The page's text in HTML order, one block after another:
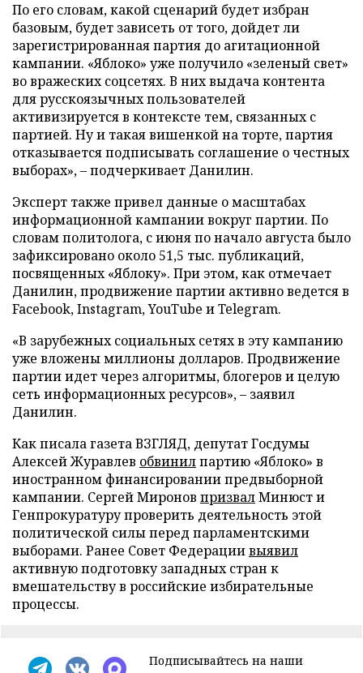
По его словам, какой сценарий будет избран
базовым, будет зависеть от того, дойдет ли
зарегистрированная партия до агитационной
кампании. «Яблоко» уже получило «зеленый свет»
во вражеских соцсетях. В них выдача контента
для русскоязычных пользователей
активизируется в контексте тем, связанных с
партией. Ну и такая вишенкой на торте, партия
отказывается подписывать соглашение о честных
выборах», – подчеркивает Данилин.
Эксперт также привел данные о масштабах
информационной кампании вокруг партии. По
словам политолога, с июня по начало августа было
зафиксировано около 51,5 тыс. публикаций,
посвященных «Яблоку». При этом, как отмечает
Данилин, продвижение партии активно ведется в
Facebook, Instagram, YouTube и Telegram.
«В зарубежных социальных сетях в эту кампанию
уже вложены миллионы долларов. Продвижение
партии идет через алгоритмы, блогеров и целую
сеть информационных ресурсов», – заявил
Данилин.
Как писала газета ВЗГЛЯД, депутат Госдумы
Алексей Журавлев обвинилпартию «Яблоко» в
иностранном финансировании предвыборной
кампании. Сергей Миронов призвалМинюст и
Генпрокуратуру проверить деятельность этой
политической силы перед парламентскими
выборами. Ранее Совет Федерациивыявил
активную подготовку западных стран к
вмешательству в российские избирательные
процессы.
Подписывайтесь на наши